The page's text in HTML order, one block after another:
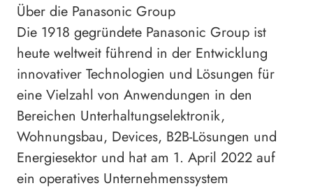
Über die Panasonic Group
Die 1918 gegründete Panasonic Group ist
heute weltweit führend in der Entwicklung
innovativer Technologien und Lösungen für
eine Vielzahl von Anwendungen in den
Bereichen Unterhaltungselektronik,
Wohnungsbau, Devices, B2B-Lösungen und
Energiesektor und hat am 1. April 2022 auf
ein operatives Unternehmenssystem